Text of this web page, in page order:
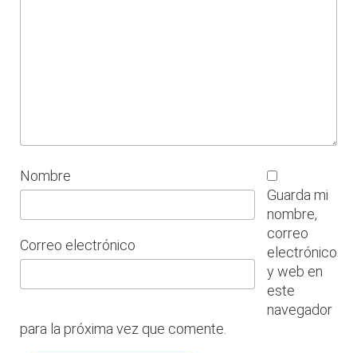
Nombre
Correo electrónico
Guarda mi
nombre,
correo
electrónico
y web en
este
navegador
para la próxima vez que comente.